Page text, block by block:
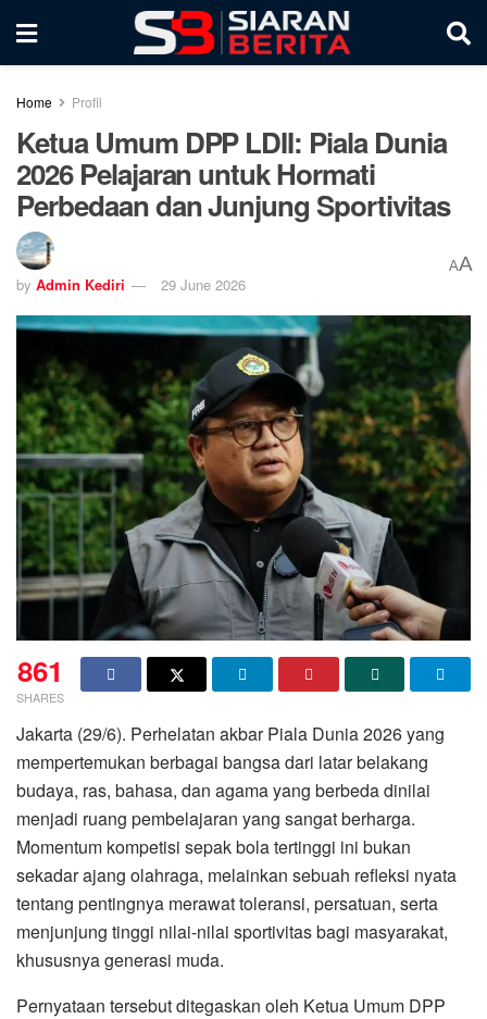
Home Profil
Ketua Umum DPP LDII: Piala Dunia
2026 Pelajaran untuk Hormati
Perbedaan dan Junjung Sportivitas
by Admin Kediri 29 June 2026
AA
861
SHARES
​Jakarta (29/6). Perhelatan akbar Piala Dunia 2026 yang
mempertemukan berbagai bangsa dari latar belakang
budaya, ras, bahasa, dan agama yang berbeda dinilai
menjadi ruang pembelajaran yang sangat berharga.
Momentum kompetisi sepak bola tertinggi ini bukan
sekadar ajang olahraga, melainkan sebuah refleksi nyata
tentang pentingnya merawat toleransi, persatuan, serta
menjunjung tinggi nilai-nilai sportivitas bagi masyarakat,
khususnya generasi muda.
​Pernyataan tersebut ditegaskan oleh Ketua Umum DPP